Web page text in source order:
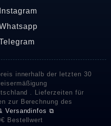
innerhalb der letzten 30
. Lieferzeiten für
zur Berechnung des
Versandinfos ⧉
Bestellwert